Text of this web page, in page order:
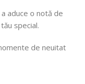
aduce o notă de
special.
de neuitat